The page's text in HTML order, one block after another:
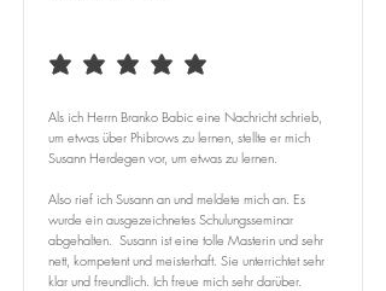
average rating is 5 out of 5
Als ich Herrn Branko Babic eine Nachricht schrieb,
um etwas über Phibrows zu lernen, stellte er mich
Susann Herdegen vor, um etwas zu lernen.
Also rief ich Susann an und meldete mich an. Es
wurde ein ausgezeichnetes Schulungsseminar
abgehalten. Susann ist eine tolle Masterin und sehr
nett, kompetent und meisterhaft. Sie unterrichtet sehr
klar und freundlich. Ich freue mich sehr darüber.